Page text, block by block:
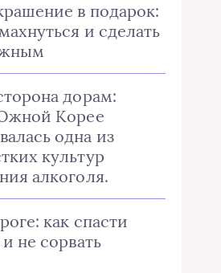
в подарок:
и сделать
дорам:
Корее
одна из
культур
алкоголя.
как спасти
не сорвать